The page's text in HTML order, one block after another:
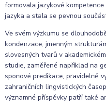
formovala jazykové
jazyka a stala se pevnou
Ve svém výzkumu se
kondenzace, jmenným
slovesných tvarů v
studie, zaměřené například na
sponové predikace, pravidelně
zahraničních lingvistických
významné příspěvky patří také